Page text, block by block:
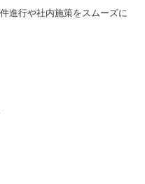
進行や社内施策をスムーズに